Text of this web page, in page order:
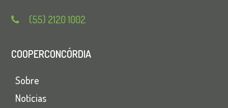
(55) 2120 1002
COOPERCONCÓRDIA
Sobre
Notícias